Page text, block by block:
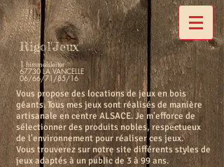
Rigol'Jeux
1 himmelsleiter
67730 LA VANCELLE
06/66/71/85/16
Vous propose des locations de jeux en bois
géants. Tous mes jeux sont réalisés de manière
artisanale en centre ALSACE. Je m'efforce de
sélectionner des produits nobles, respectueux
de l'environnement pour réaliser ces jeux.
Vous trouverez sur notre site différents styles de
jeux adaptés à un public de 3 à 99 ans.